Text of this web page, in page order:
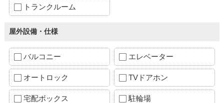
トランクルーム
屋外設備・仕様
バルコニー エレベーター
オートロック TVドアホン
宅配ボックス 駐輪場